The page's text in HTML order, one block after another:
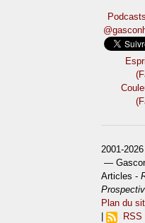
2001-2026
—
Articles -
Plan du
|
RSS